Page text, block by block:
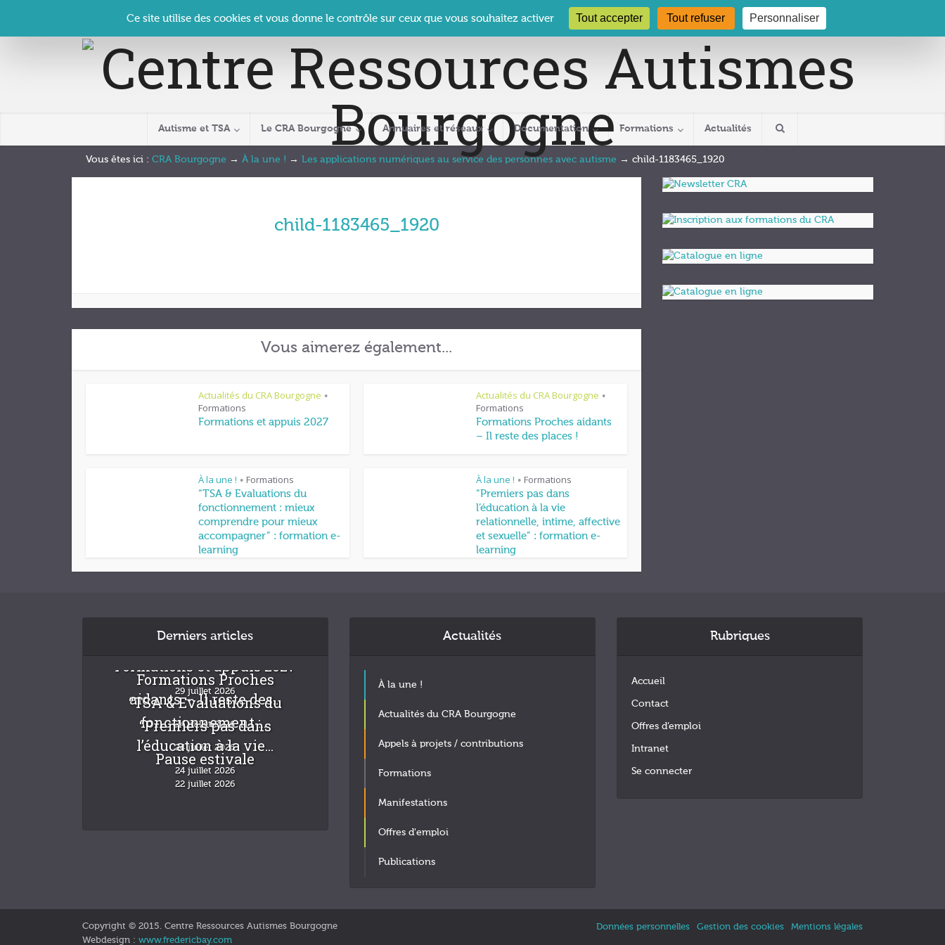
Contact Se connecter | CRA Bourgogne – Le Clos des Présidents – 19-21 rue Coty – 21 000 DIJON cra@crabourgogne.org 03 80 29 54 19
Autisme et TSA Le CRA Bourgogne Annuaires et réseaux Documentation Formations Actualités
Vous êtes ici : CRA Bourgogne → À la une ! → Les applications numériques au service des personnes avec autisme → child-1183465_1920
child-1183465_1920
Vous aimerez également...
Actualités du CRA Bourgogne •
Formations
Formations et appuis 2027
Actualités du CRA Bourgogne •
Formations
Formations Proches aidants
– Il reste des places !
À la une ! • Formations
“TSA & Evaluations du
fonctionnement : mieux
comprendre pour mieux
accompagner” : formation e-
learning
À la une ! • Formations
“Premiers pas dans
l’éducation à la vie
relationnelle, intime, affective
et sexuelle” : formation e-
learning
Derniers articles
Formations et appuis 2027
29 juillet 2026
Formations Proches
aidants – Il reste des...
24 juillet 2026
“TSA & Evaluations du
fonctionnement :...
24 juillet 2026
“Premiers pas dans
l’éducation à la vie...
24 juillet 2026
Pause estivale
22 juillet 2026
Actualités
À la une !
Actualités du CRA Bourgogne
Appels à projets / contributions
Formations
Manifestations
Offres d'emploi
Publications
Rubriques
Accueil
Contact
Offres d’emploi
Intranet
Se connecter
Copyright © 2015. Centre Ressources Autismes Bourgogne
Webdesign : www.fredericbay.com
Données personnelles Gestion des cookies Mentions légales
Ce site utilise des cookies et vous donne le contrôle sur ceux que vous souhaitez activer Tout accepter Tout refuser Personnaliser